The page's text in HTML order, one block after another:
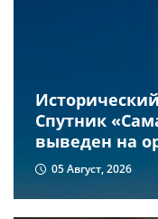
Спутник
выведен на
05 Август, 2026